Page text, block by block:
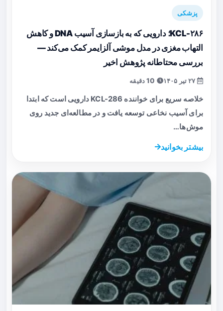
پزشکی
KCL-۲۸۶؛ دارویی که به بازسازی آسیب DNA و کاهش
التهاب مغزی در مدل موشی آلزایمر کمک می‌کند —
بررسی محتاطانه پژوهش اخیر
خلاصه سریع برای خواننده KCL-286 دارویی است که ابتدا
برای آسیب نخاعی توسعه یافت و در مطالعه‌ای جدید روی
موش‌ها…
بیشتر بخوانید